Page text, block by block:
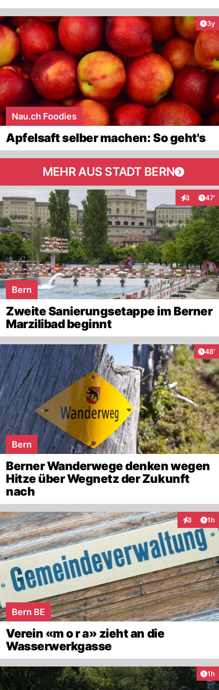
3y
Nau.ch Foodies
Apfelsaft selber machen: So geht's
MEHR AUS STADT BERN
3 47'
Bern
Zweite Sanierungsetappe im Berner
Marzilibad beginnt
48'
Bern
Berner Wanderwege denken wegen
Hitze über Wegnetz der Zukunft
nach
3 1h
Bern BE
Verein «m o r a» zieht an die
Wasserwerkgasse
1h